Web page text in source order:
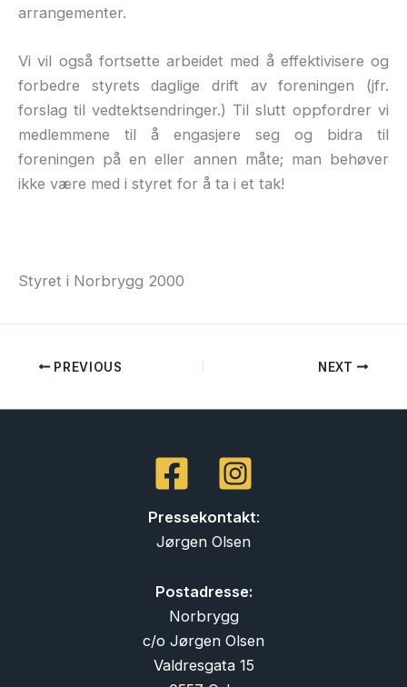
arrangementer.
Vi vil også fortsette arbeidet med å effektivisere og
forbedre styrets daglige drift av foreningen (jfr.
forslag til vedtektsendringer.) Til slutt oppfordrer vi
medlemmene til å engasjere seg og bidra til
foreningen på en eller annen måte; man behøver
ikke være med i styret for å ta i et tak!
Styret i Norbrygg 2000
PREVIOUS NEXT
Pressekontakt:
Jørgen Olsen
Postadresse:
Norbrygg
c/o Jørgen Olsen
Valdresgata 15